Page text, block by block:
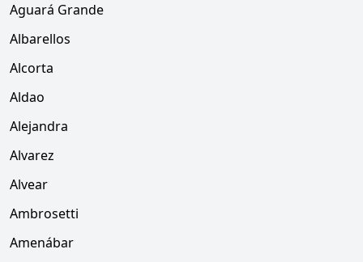
Aguará Grande
Albarellos
Alcorta
Aldao
Alejandra
Alvarez
Alvear
Ambrosetti
Amenábar